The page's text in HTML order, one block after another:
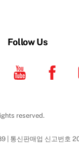
Follow Us
YouTube
reserved.
| 통신판매업 신고번호